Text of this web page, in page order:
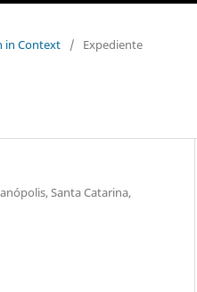
in Context / Expediente
Santa Catarina,